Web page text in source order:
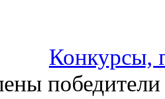
Конкурсы,